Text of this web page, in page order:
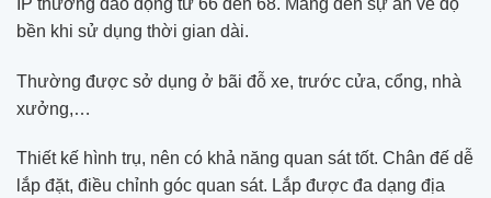
bền khi sử dụng thời gian dài.
Thường được sở dụng ở bãi đỗ xe, trước cửa, cổng, nhà
xưởng,…
Thiết kế hình trụ, nên có khả năng quan sát tốt. Chân đế dễ
lắp đặt, điều chỉnh góc quan sát. Lắp được đa dạng địa